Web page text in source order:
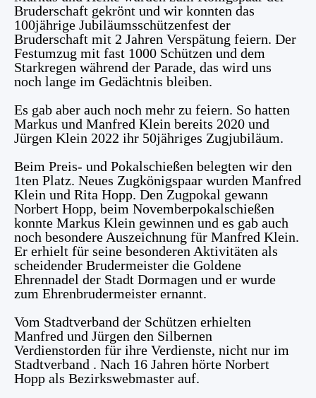
Bruderschaft gekrönt und wir konnten das
100jährige Jubiläumsschützenfest der
Bruderschaft mit 2 Jahren Verspätung feiern. Der
Festumzug mit fast 1000 Schützen und dem
Starkregen während der Parade, das wird uns
noch lange im Gedächtnis bleiben.
Es gab aber auch noch mehr zu feiern. So hatten
Markus und Manfred Klein bereits 2020 und
Jürgen Klein 2022 ihr 50jähriges Zugjubiläum.
Beim Preis- und Pokalschießen belegten wir den
1ten Platz. Neues Zugkönigspaar wurden Manfred
Klein und Rita Hopp. Den Zugpokal gewann
Norbert Hopp, beim Novemberpokalschießen
konnte Markus Klein gewinnen und es gab auch
noch besondere Auszeichnung für Manfred Klein.
Er erhielt für seine besonderen Aktivitäten als
scheidender Brudermeister die Goldene
Ehrennadel der Stadt Dormagen und er wurde
zum Ehrenbrudermeister ernannt.
Vom Stadtverband der Schützen erhielten
Manfred und Jürgen den Silbernen
Verdienstorden für ihre Verdienste, nicht nur im
Stadtverband . Nach 16 Jahren hörte Norbert
Hopp als Bezirkswebmaster auf.